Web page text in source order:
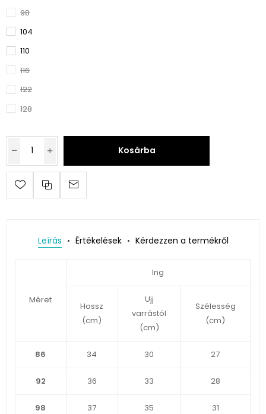
98
104
110
116
122
128
Kosárba
Leírás Értékelések Kérdezzen a termékről
Méret
Ing
Hossz
(cm)
Ujj
varrástól
(cm)
Szélesség
(cm)
86 34 30 27
92 36 33 28
98 37 35 31